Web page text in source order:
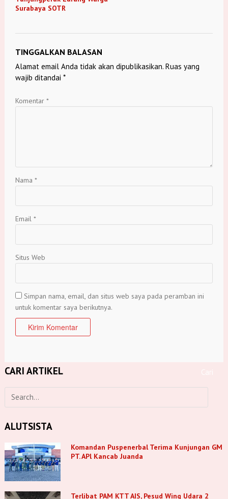
Surabaya SOTR
TINGGALKAN BALASAN
Alamat email Anda tidak akan dipublikasikan. Ruas yang
wajib ditandai *
Komentar *
Nama *
Email *
Situs Web
Simpan nama, email, dan situs web saya pada peramban ini
untuk komentar saya berikutnya.
CARI ARTIKEL
ALUTSISTA
Komandan Puspenerbal Terima Kunjungan GM
PT. APl Kancab Juanda
Terlibat PAM KTT AIS, Pesud Wing Udara 2